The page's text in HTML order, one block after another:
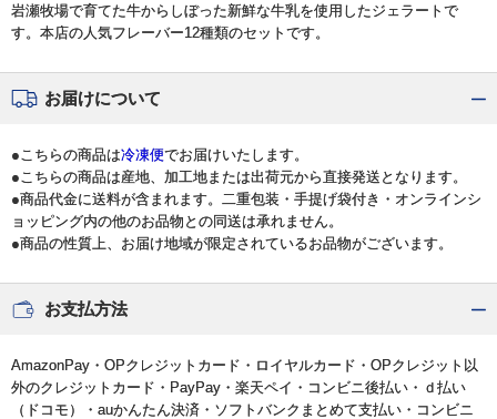
岩瀬牧場で育てた牛からしぼった新鮮な牛乳を使用したジェラートで
す。本店の人気フレーバー12種類のセットです。
お届けについて
●こちらの商品は冷凍便でお届けいたします。
●こちらの商品は産地、加工地または出荷元から直接発送となります。
●商品代金に送料が含まれます。二重包装・手提げ袋付き・オンラインシ
ョッピング内の他のお品物との同送は承れません。
●商品の性質上、お届け地域が限定されているお品物がございます。
お支払方法
AmazonPay・OPクレジットカード・ロイヤルカード・OPクレジット以
外のクレジットカード・PayPay・楽天ペイ・コンビニ後払い・ｄ払い
（ドコモ）・auかんたん決済・ソフトバンクまとめて支払い・コンビニ